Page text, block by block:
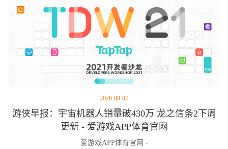
2026-08-07
游侠早报：宇宙机器人销量破430万 龙之信条2下周
更新 - 爱游戏APP体育官网
爱游戏APP体育官网 -